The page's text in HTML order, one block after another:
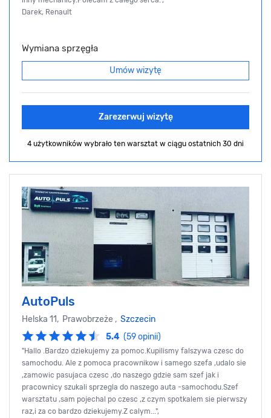
Darek, Renault
Wymiana sprzęgła
Umów wizytę
Zarezerwuj wizytę
4 użytkowników wybrało ten warsztat w ciągu ostatnich 30 dni
AutoPuls
Helska 11, Prawobrzeże , Szczecin
5.4 (59 opinii)
"Hallo .Bardzo dziekujemy za pomoc.Kupilismy falszywa czesc do
samochodu. Ale z pomoca pracownikow i samego szefa ,udalo sie
,zamowic pasujaca czesc ,do naszego gdzie sam szef jak i
pracownicy szukali sprzegla do naszego auta -samochodu.Szef
warsztatu ,sam pojechal po czesc ,z czym spotkalem sie pierwszy
raz,i za co bardzo dziekujemy.Z calym...",